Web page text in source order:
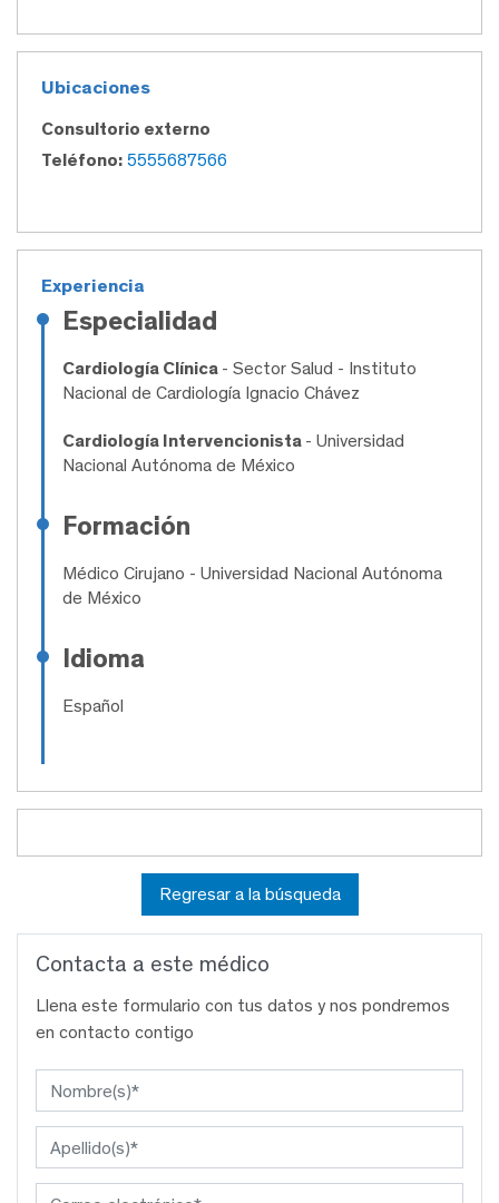
Ubicaciones
Consultorio externo
Teléfono: 5555687566
Experiencia
Especialidad
Cardiología Clínica - Sector Salud - Instituto
Nacional de Cardiología Ignacio Chávez
Cardiología Intervencionista - Universidad
Nacional Autónoma de México
Formación
Médico Cirujano - Universidad Nacional Autónoma
de México
Idioma
Español
Regresar a la búsqueda
Contacta a este médico
Llena este formulario con tus datos y nos pondremos
en contacto contigo